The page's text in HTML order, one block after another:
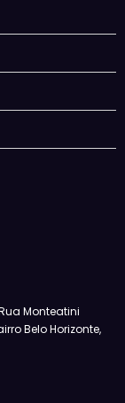
Monteatini
Belo Horizonte,